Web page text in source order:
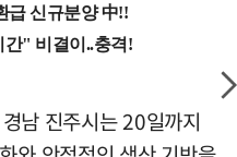
남 진주시는 20일까지